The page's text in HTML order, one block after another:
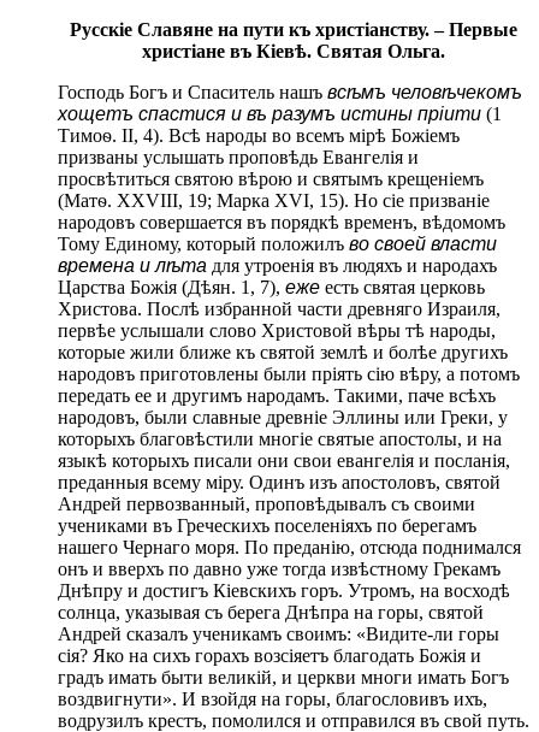
Русскіе Славяне на пути къ христіанству. – Первые
христіане въ Кіевѣ. Святая Ольга.
Господь Богъ и Спаситель нашъ всѣмъ человѣчекомъ
хощетъ спастися и въ разумъ истины пріити (1
Тимоѳ. II, 4). Всѣ народы во всемъ мірѣ Божіемъ
призваны услышать проповѣдь Евангелія и
просвѣтиться святою вѣрою и святымъ крещеніемъ
(Матѳ. XXVIII, 19; Марка XVI, 15). Но сіе призваніе
народовъ совершается въ порядкѣ временъ, вѣдомомъ
Тому Единому, который положилъ во своей власти
времена и лѣта для утроенія въ людяхъ и народахъ
Царства Божія (Дѣян. 1, 7), еже есть святая церковь
Христова. Послѣ избранной части древняго Израиля,
первѣе услышали слово Христовой вѣры тѣ народы,
которые жили ближе къ святой землѣ и болѣе другихъ
народовъ приготовлены были пріять сію вѣру, а потомъ
передать ее и другимъ народамъ. Такими, паче всѣхъ
народовъ, были славные древніе Эллины или Греки, у
которыхъ благовѣстили многіе святые апостолы, и на
языкѣ которыхъ писали они свои евангелія и посланія,
преданныя всему міру. Одинъ изъ апостоловъ, святой
Андрей первозванный, проповѣдывалъ съ своими
учениками въ Греческихъ поселеніяхъ по берегамъ
нашего Чернаго моря. По преданію, отсюда поднимался
онъ и вверхъ по давно уже тогда извѣстному Грекамъ
Днѣпру и достигъ Кіевскихъ горъ. Утромъ, на восходѣ
солнца, указывая съ берега Днѣпра на горы, святой
Андрей сказалъ ученикамъ своимъ: «Видите-ли горы
сія? Яко на сихъ горахъ возсіяетъ благодать Божія и
градъ имать быти великій, и церкви многи имать Богъ
воздвигнути». И взойдя на горы, благословивъ ихъ,
водрузилъ крестъ, помолился и отправился въ свой путь.